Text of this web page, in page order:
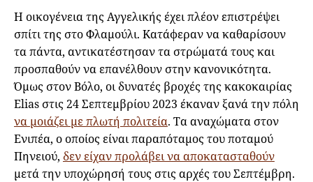
Η οικογένεια της Αγγελικής έχει πλέον επιστρέψει
σπίτι της στο Φλαμούλι. Κατάφεραν να καθαρίσουν
τα πάντα, αντικατέστησαν τα στρώματά τους και
προσπαθούν να επανέλθουν στην κανονικότητα.
Όμως στον Βόλο, οι δυνατές βροχές της κακοκαιρίας
Elias στις 24 Σεπτεμβρίου 2023 έκαναν ξανά την πόλη
να μοιάζει με πλωτή πολιτεία. Τα αναχώματα στον
Ενιπέα, ο οποίος είναι παραπόταμος του ποταμού
Πηνειού, δεν είχαν προλάβει να αποκατασταθούν
μετά την υποχώρησή τους στις αρχές του Σεπτέμβρη.